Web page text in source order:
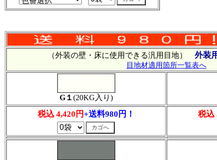
（外装の壁・床に使用できる汎用目地） 外装
目地材適用箇所一覧表へ
G１(20KG入り)
税込 4,420円+送料980円！ 税込